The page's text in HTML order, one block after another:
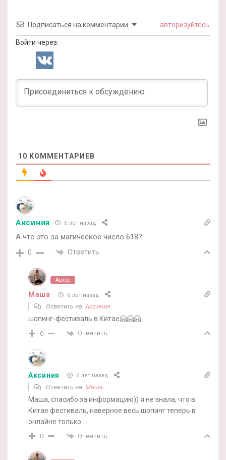
Подписаться на комментарии авторизуйтесь
Войти через:
10 КОММЕНТАРИЕВ
Аксиния 6 лет назад
А что это за магическое число 618?
0 Ответить
Автор
Маша 6 лет назад
Ответить наАксиния
шопинг-фестиваль в Китае🤗🤗🤗
0 Ответить
Аксиния 6 лет назад
Ответить на Маша
Маша, спасибо за информацию)) я не знала, что в
Китае фестиваль, наверное весь шопинг теперь в
онлайне только …
0 Ответить